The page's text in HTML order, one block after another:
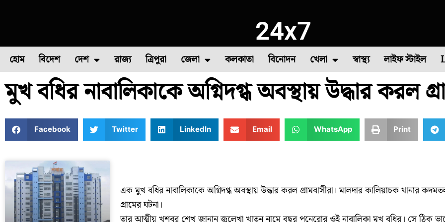
24x7
হোম বিদেশ দেশ
ফুল চাষ ফল চাষ মাছ চাষ পোল্ট্রি চাষ সবজি চাষ
রাজ্য ত্রিপুরা জেলা
উত্তর ২৪ পরগনা দক্ষিণ ২৪ পরগনা বীরভূম মুর্শিদাবাদ উত্তর দিনাজপুর
কলকাতা বিনোদন খেলা
৪৪তম দাবা অলিম্পিয়াড কমনওয়েলথ গেমস
স্বাস্থ্য লাইফ স্টাইল
মুখ বধির নাবালিকাকে অগ্নিদগ্ধ অবস্থায় উদ্ধার করল
Facebook Twitter LinkedIn Email WhatsApp Print
এক মুখ বধির নাবালিকাকে অগ্নিদগ্ধ অবস্থায় উদ্ধার করল গ্রামবাসীরা। মালদার কালিয়াচক থানার
গ্রামের ঘটনা।